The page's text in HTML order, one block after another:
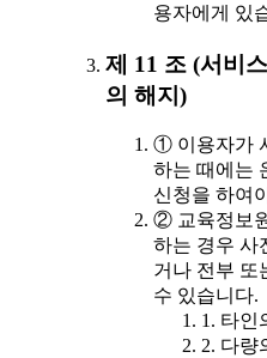
용자에게 있
제 11 조 (서비
의 해지)
① 이용자가
하는 때에는
신청을 하여
② 교육정보
하는 경우 사
거나 전부 또
수 있습니다.
1. 타인
2. 다량